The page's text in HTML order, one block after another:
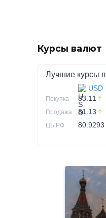
Курсы валют
Лучшие курсы в
USD
Покупка 83.11
Продажа 81.13
ЦБ РФ 80.9293